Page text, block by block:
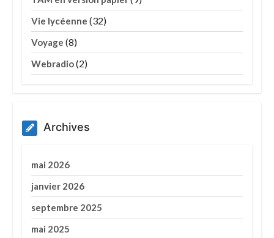
Vie lycéenne (32)
Voyage (8)
Webradio(2)
Archives
mai 2026
janvier 2026
septembre 2025
mai 2025